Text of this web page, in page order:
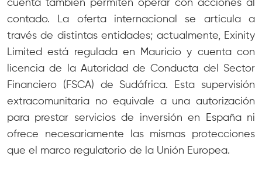
cuenta también permiten operar con acciones al
contado. La oferta internacional se articula a
través de distintas entidades; actualmente, Exinity
Limited está regulada en Mauricio y cuenta con
licencia de la Autoridad de Conducta del Sector
Financiero (FSCA) de Sudáfrica. Esta supervisión
extracomunitaria no equivale a una autorización
para prestar servicios de inversión en España ni
ofrece necesariamente las mismas protecciones
que el marco regulatorio de la Unión Europea.